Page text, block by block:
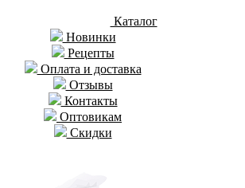
Каталог
Новинки
Рецепты
Оплата и доставка
Отзывы
Контакты
Оптовикам
Скидки